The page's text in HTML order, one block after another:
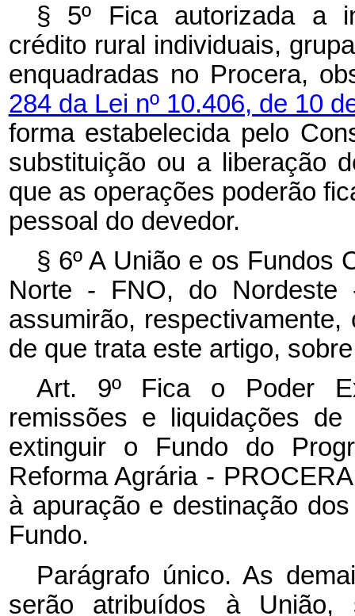
§ 5º Fica autorizada a
crédito rural individuais,
enquadradas no Procera,
284 da Lei nº 10.406, de 10
forma estabelecida pelo
substituição ou a liberação
que as operações poderão
pessoal do devedor.
§ 6º A União e os Fundos
Norte - FNO, do
assumirão,
de que trata este artigo,
Art. 9º Fica o Poder
remissões e liquidações
extinguir o Fundo do
Reforma Agrária -
à apuração e destinação
Fundo.
Parágrafo único. As
serão atribuídos à